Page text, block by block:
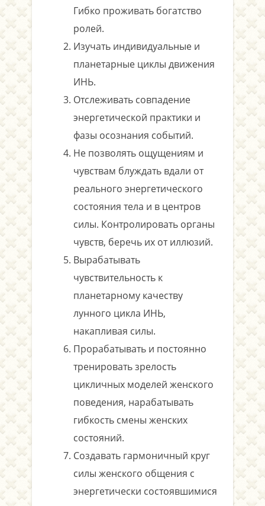
Гибко проживать богатство
ролей.
Изучать индивидуальные и
планетарные циклы движения
ИНЬ.
Отслеживать совпадение
энергетической практики и
фазы осознания событий.
Не позволять ощущениям и
чувствам блуждать вдали от
реального энергетического
состояния тела и в центров
силы. Контролировать органы
чувств, беречь их от иллюзий.
Вырабатывать
чувствительность к
планетарному качеству
лунного цикла ИНЬ,
накапливая силы.
Прорабатывать и постоянно
тренировать зрелость
цикличных моделей женского
поведения, нарабатывать
гибкость смены женских
состояний.
Создавать гармоничный круг
силы женского общения с
энергетически состоявшимися